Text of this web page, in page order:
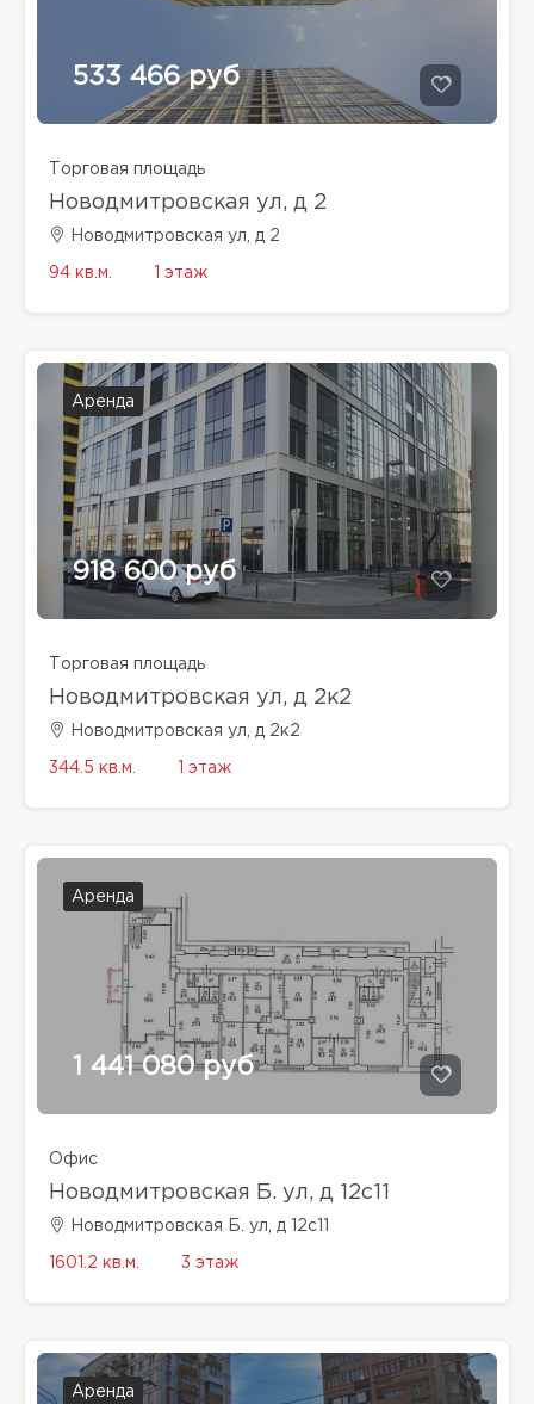
533 466 руб
Торговая площадь
Новодмитровская ул, д 2
Новодмитровская ул, д 2
94 кв.м. 1 этаж
Аренда
918 600 руб
Торговая площадь
Новодмитровская ул, д 2к2
Новодмитровская ул, д 2к2
344.5 кв.м. 1 этаж
Аренда
1 441 080 руб
Офис
Новодмитровская Б. ул, д 12с11
Новодмитровская Б. ул, д 12с11
1601.2 кв.м. 3 этаж
Аренда